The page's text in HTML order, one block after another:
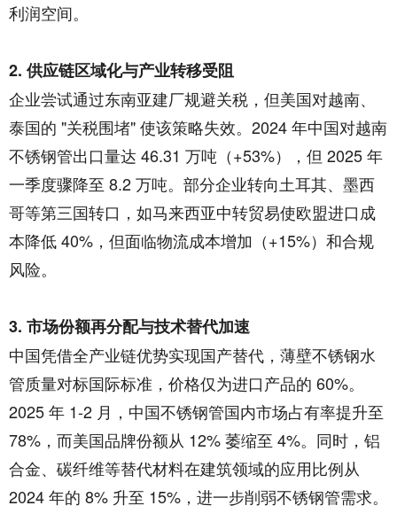
利润空间。
2. 供应链区域化与产业转移受阻
企业尝试通过东南亚建厂规避关税，但美国对越南、
泰国的 "关税围堵" 使该策略失效。2024 年中国对越南
不锈钢管出口量达 46.31 万吨（+53%），但 2025 年
一季度骤降至 8.2 万吨。部分企业转向土耳其、墨西
哥等第三国转口，如马来西亚中转贸易使欧盟进口成
本降低 40%，但面临物流成本增加（+15%）和合规
风险。
3. 市场份额再分配与技术替代加速
中国凭借全产业链优势实现国产替代，薄壁不锈钢水
管质量对标国际标准，价格仅为进口产品的 60%。
2025 年 1-2 月，中国不锈钢管国内市场占有率提升至
78%，而美国品牌份额从 12% 萎缩至 4%。同时，铝
合金、碳纤维等替代材料在建筑领域的应用比例从
2024 年的 8% 升至 15%，进一步削弱不锈钢管需求。